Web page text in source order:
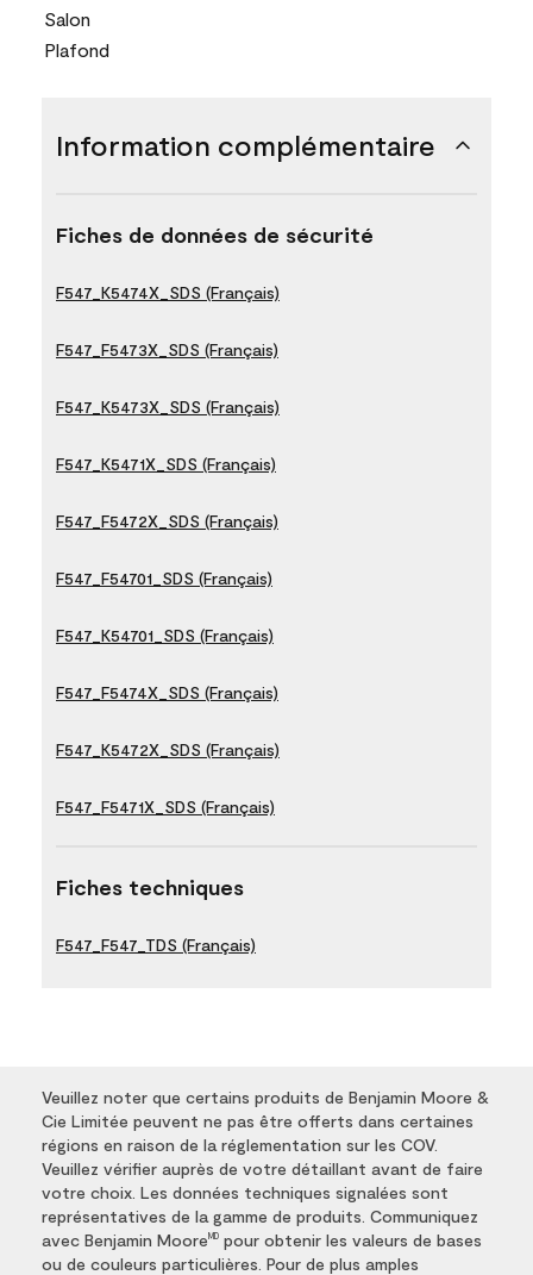
Salon
Plafond
Information complémentaire
Fiches de données de sécurité
F547_K5474X_SDS (Français)
F547_F5473X_SDS (Français)
F547_K5473X_SDS (Français)
F547_K5471X_SDS (Français)
F547_F5472X_SDS (Français)
F547_F54701_SDS (Français)
F547_K54701_SDS (Français)
F547_F5474X_SDS (Français)
F547_K5472X_SDS (Français)
F547_F5471X_SDS (Français)
Fiches techniques
F547_F547_TDS (Français)
Veuillez noter que certains produits de Benjamin Moore &
Cie Limitée peuvent ne pas être offerts dans certaines
régions en raison de la réglementation sur les COV.
Veuillez vérifier auprès de votre détaillant avant de faire
votre choix. Les données techniques signalées sont
représentatives de la gamme de produits. Communiquez
avec Benjamin Moore MD pour obtenir les valeurs de bases
ou de couleurs particulières. Pour de plus amples